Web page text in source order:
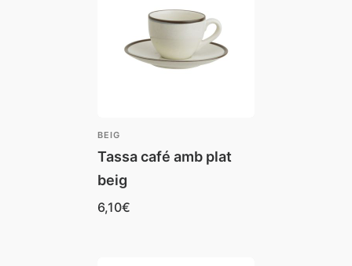
BEIG
Tassa café amb plat
beig
6,10€